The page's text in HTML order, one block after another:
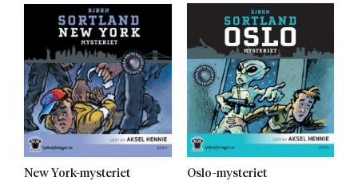
New York-mysteriet Oslo-mysteriet